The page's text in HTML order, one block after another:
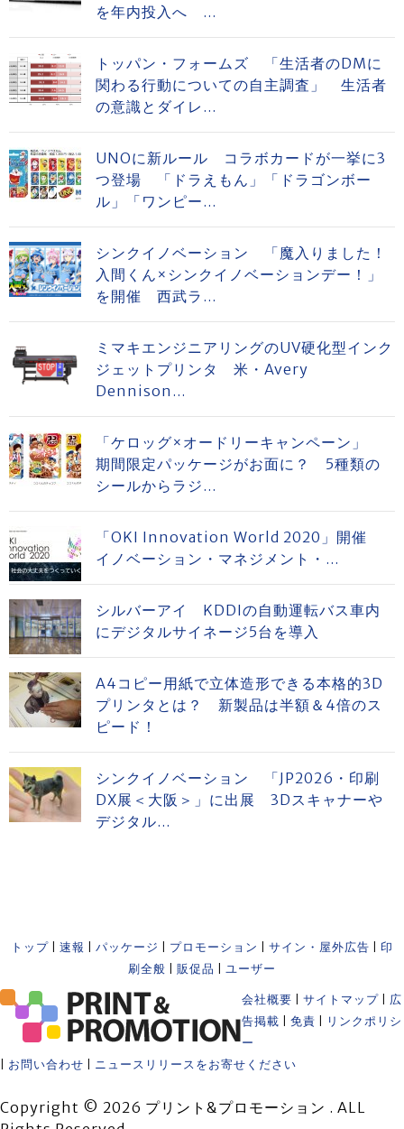
を年内投入へ ...
トッパン・フォームズ 「生活者のDMに
関わる行動についての自主調査」 生活者
の意識とダイレ...
UNOに新ルール コラボカードが一挙に3
つ登場 「ドラえもん」「ドラゴンボー
ル」「ワンピー...
シンクイノベーション 「魔入りました！
入間くん×シンクイノベーションデー！」
を開催 西武ラ...
ミマキエンジニアリングのUV硬化型インク
ジェットプリンタ 米・Avery
Dennison...
「ケロッグ×オードリーキャンペーン」
期間限定パッケージがお面に？ 5種類の
シールからラジ...
「OKI Innovation World 2020」開催
イノベーション・マネジメント・...
シルバーアイ KDDIの自動運転バス車内
にデジタルサイネージ5台を導入
A4コピー用紙で立体造形できる本格的3D
プリンタとは？ 新製品は半額＆4倍のス
ピード！
シンクイノベーション 「JP2026・印刷
DX展＜大阪＞」に出展 3Dスキャナーや
デジタル...
トップ 速報 パッケージ プロモーション サイン・屋外広告
印
刷全般
販促品 ユーザー
会社概要 サイトマップ
広
告掲載
免責
リンクポリシ
ー
お問い合わせ ニュースリリースをお寄せください
Copyright © 2026 プリント&プロモーション . ALL